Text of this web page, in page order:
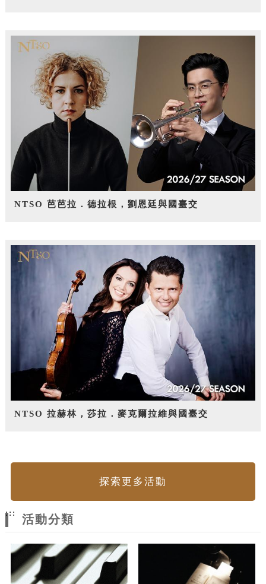
NTSO 芭芭拉．德拉根，劉恩廷與國臺交
NTSO 拉赫林，莎拉．麥克爾拉維與國臺交
探索更多活動
:::
活動分類